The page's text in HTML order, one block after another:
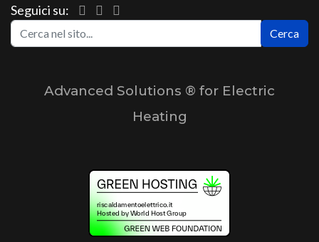
Seguici su:
Cerca
Advanced Solutions ® for Electric
Heating